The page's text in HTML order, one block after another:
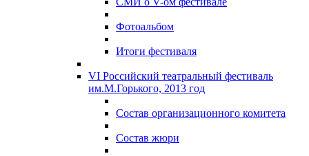
Фотоальбом
Итоги фестиваля
VI Российский театральный фестиваль
им.М.Горького, 2013 год
Состав организационного комитета
Состав жюри